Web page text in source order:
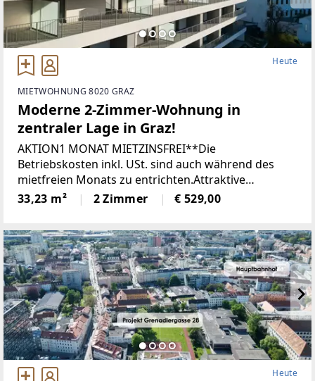
Heute
MIETWOHNUNG 8020 GRAZ
Moderne 2-Zimmer-Wohnung in
zentraler Lage in Graz!
AKTION1 MONAT MIETZINSFREI**Die
Betriebskosten inkl. USt. sind auch während des
mietfreien Monats zu entrichten.Attraktive
Wohnungen in lebendiger Grazer InnenstadtlageIm
Zuge dieses schönen Wohnbauprojektes gelangen
33,23 m² 2 Zimmer € 529,00
Heute